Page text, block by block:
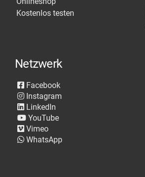
Kostenlos testen
Netzwerk
Facebook
Instagram
LinkedIn
YouTube
Vimeo
WhatsApp